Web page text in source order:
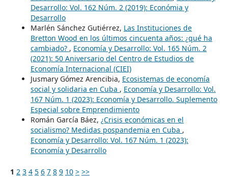
Desarrollo: Vol. 162 Núm. 2 (2019): Económia y
Desarrollo
Marlén Sánchez Gutiérrez, Las Instituciones de
Bretton Wood en los últimos cincuenta años: ¿qué ha
cambiado? , Economía y Desarrollo: Vol. 165 Núm. 2
(2021): 50 Aniversario del Centro de Estudios de
Economía Internacional (CIEI)
Jusmary Gómez Arencibia, Ecosistemas de economía
social y solidaria en Cuba , Economía y Desarrollo: Vol.
167 Núm. 1 (2023): Economía y Desarrollo. Suplemento
Especial sobre Emprendimiento
Román García Báez, ¿Crisis económicas en el
socialismo? Medidas pospandemia en Cuba ,
Economía y Desarrollo: Vol. 167 Núm. 1 (2023):
Economía y Desarrollo
1 2 3 4 5 6 7 8 9 10 > >>